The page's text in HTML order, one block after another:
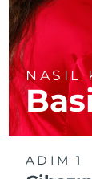
NASIL
ADIM 1